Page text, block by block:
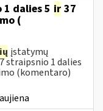
dalies 5 ir 37
(
įstatymų
straipsnio 1 dalies
(komentaro)